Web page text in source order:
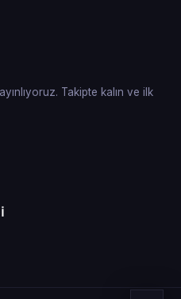
Takipte kalın ve ilk